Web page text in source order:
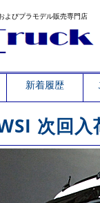
よびプラモデル販売専門店
新着履歴
次回